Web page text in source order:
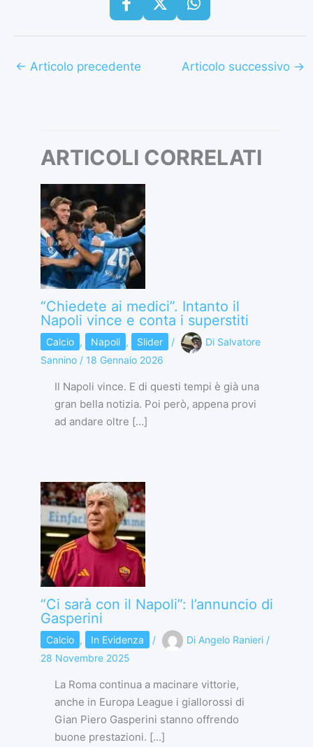
← Articolo precedente Articolo successivo →
ARTICOLI CORRELATI
“Chiedete ai medici”. Intanto il
Napoli vince e conta i superstiti
Calcio , Napoli , Slider / Di Salvatore
Sannino / 18 Gennaio 2026
Il Napoli vince. E di questi tempi è già una
gran bella notizia. Poi però, appena provi
ad andare oltre […]
“Ci sarà con il Napoli”: l’annuncio di
Gasperini
Calcio , In Evidenza / Di Angelo Ranieri /
28 Novembre 2025
La Roma continua a macinare vittorie,
anche in Europa League i giallorossi di
Gian Piero Gasperini stanno offrendo
buone prestazioni. […]